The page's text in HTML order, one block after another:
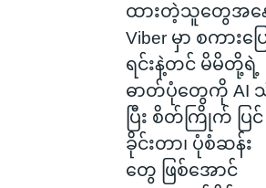
ထားတဲ့သူတွေအန
Viber မှာ စကားပြ
ရင်းနဲ့တင် မိမိတို့ရဲ့
ဓာတ်ပုံတွေကို AI
ပြီး စိတ်ကြိုက် ပြင်
ခိုင်းတာ၊ ပုံစံဆန်း
တွေ ဖြစ်အောင်